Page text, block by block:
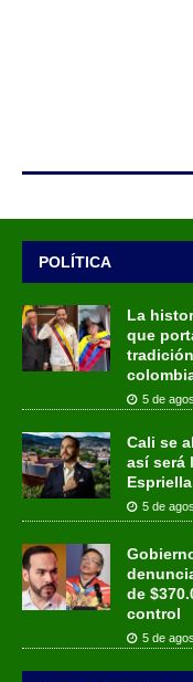
POLÍTICA
La
que
5 de
Cali se
así será
5 de
de
control
5 de